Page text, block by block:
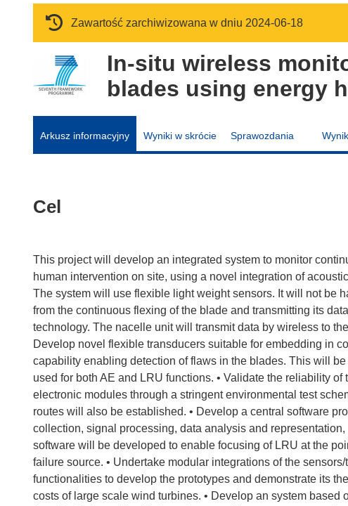
Zawartość zarchiwizowana w dniu 2024-06-18
In-situ wireless
blades using energy
Arkusz informacyjny Wyniki w skrócie Sprawozdania
Cel
This project will develop an integrated system to monitor
human intervention on site, using a novel integration of
The system will use flexible light weight sensors. It will not be
from the continuous flexing of the blade and transmitting its
technology. The nacelle unit will transmit data by wireless to
Develop novel flexible transducers suitable for embedding in
capability enabling detection of flaws in the blades. This will
used for both AE and LRU functions. • Validate the reliability
electronic modules through a stringent environmental test
routes will also be established. • Develop a central software
collection, signal processing, data analysis and
software will be developed to enable focusing of LRU at the
failure source. • Undertake modular integrations of the
functionalities to develop the prototypes and demonstrate its
costs of large scale wind turbines. • Develop an system